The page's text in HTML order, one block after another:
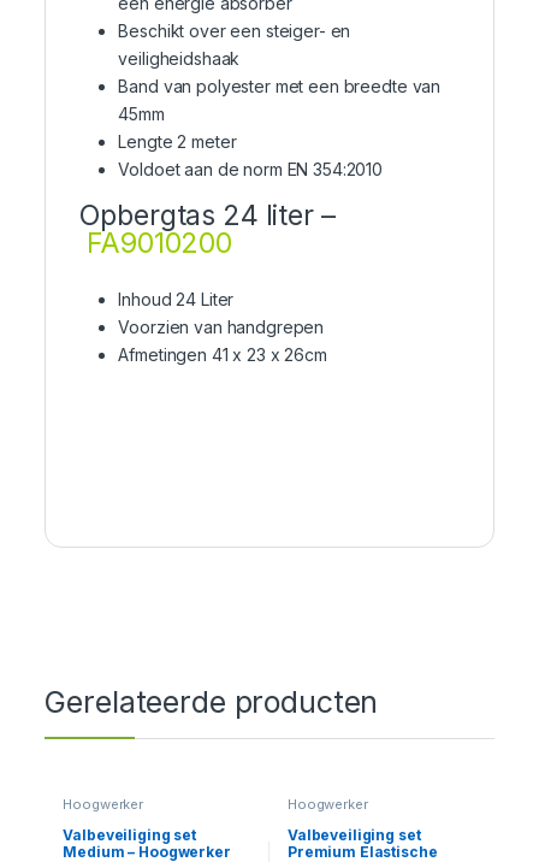
Beschikt over een steiger- en
veiligheidshaak
Band van polyester met een breedte van
45mm
Lengte 2 meter
Voldoet aan de norm EN 354:2010
Opbergtas 24 liter –
FA9010200
Inhoud 24 Liter
Voorzien van handgrepen
Afmetingen 41 x 23 x 26cm
Gerelateerde producten
Hoogwerker
Valbeveiliging set
Medium – Hoogwerker
Hoogwerker
Valbeveiliging set
Premium Elastische